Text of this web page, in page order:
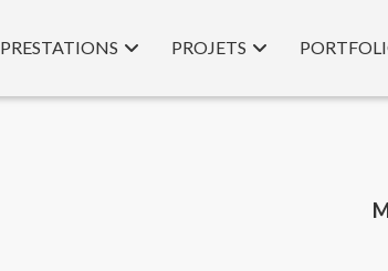
PRESTATIONS PROJETS